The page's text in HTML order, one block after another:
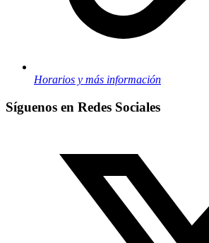
Horarios y más información
Síguenos en Redes Sociales